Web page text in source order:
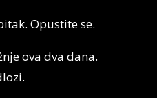
Opustite se.
ova dva dana.